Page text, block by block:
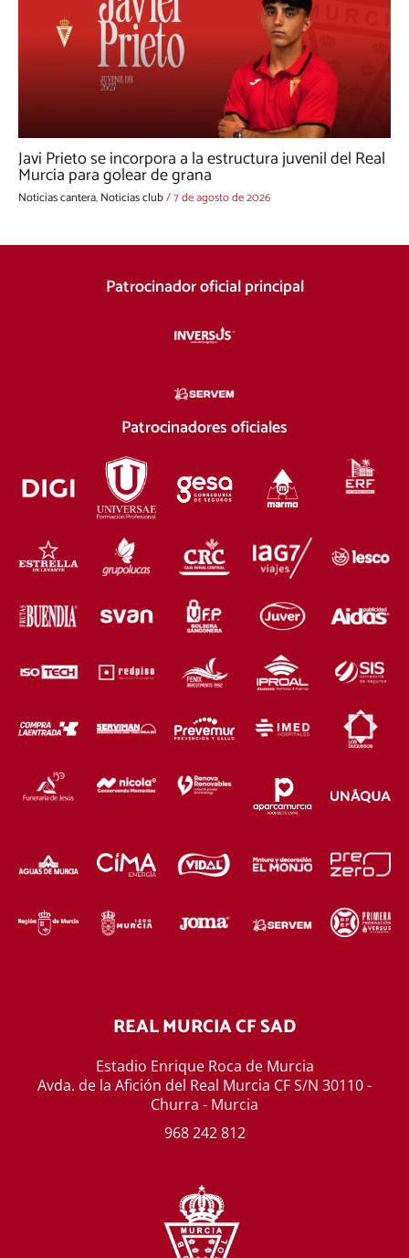
Javi Prieto se incorpora a la estructura juvenil del Real
Murcia para golear de grana
Noticias cantera,Noticias club/7 de agosto de 2026
Patrocinador oficial principal
Patrocinadores oficiales
REAL MURCIA CF SAD
Estadio Enrique Roca de Murcia
Avda. de la Afición del Real Murcia CF S/N 30110 -
Churra - Murcia
968 242 812